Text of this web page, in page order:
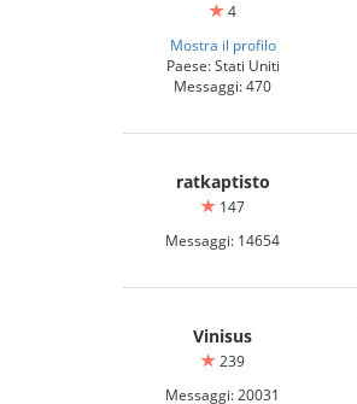
4
Mostra il profilo
Paese: Stati Uniti
Messaggi: 470
ratkaptisto
147
Messaggi: 14654
Vinisus
239
Messaggi: 20031